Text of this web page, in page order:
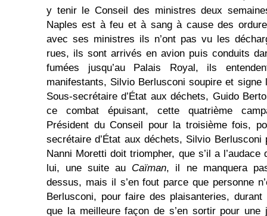
y tenir le Conseil des ministres deux
Naples est à feu et à sang à cause des
avec ses ministres ils n’ont pas vu les
rues, ils sont arrivés en avion puis conduits
fumées jusqu’au Palais Royal, ils
manifestants, Silvio Berlusconi soupire et signe
Sous-secrétaire d’État aux déchets, Guido
ce combat épuisant, cette quatrième
Président du Conseil pour la troisième fois,
secrétaire d’État aux déchets, Silvio
Nanni Moretti doit triompher, que s’il a
lui, une suite au Caïman, il ne manquera
dessus, mais il s’en fout parce que personne
Berlusconi, pour faire des plaisanteries,
que la meilleure façon de s’en sortir pour